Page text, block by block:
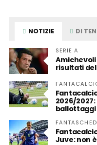
NOTIZIE DI
SERIE A
risultati
2026/
ballottaggi
Juve: non